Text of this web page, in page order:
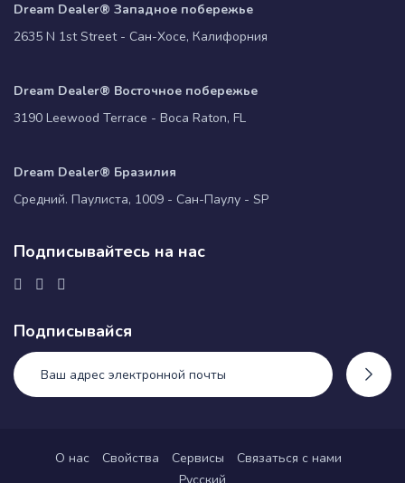
Dream Dealer® Западное побережье
2635 N 1st Street - Сан-Хосе, Калифорния
Dream Dealer® Восточное побережье
3190 Leewood Terrace - Boca Raton, FL
Dream Dealer® Бразилия
Средний. Паулиста, 1009 - Сан-Паулу - SP
Подписывайтесь на нас
Подписывайся
О нас Свойства Сервисы
Связаться с нами
Русский